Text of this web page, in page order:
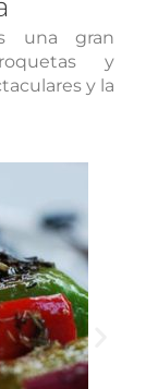
una gran
y
y la